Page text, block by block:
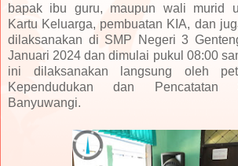
bapak ibu guru, maupun wali murid
Kartu Keluarga, pembuatan KIA, dan
dilaksanakan di SMP Negeri 3
Januari 2024 dan dimulai pukul 08:00
ini dilaksanakan langsung oleh
Kependudukan dan Pencatatan
Banyuwangi.